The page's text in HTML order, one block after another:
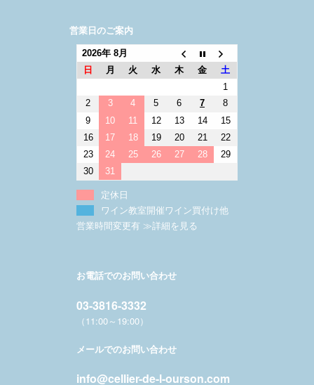
営業日のご案内
2026年 8月
日
月 火 水 木 金
土
1
2
3 4 5 6 7
8
9
10 11 12 13 14
15
16
17 18 19 20 21
22
23
24 25 26 27 28
29
30
31
定休日
ワイン教室開催ワイン買付け他
営業時間変更有 ≫詳細を見る
お電話でのお問い合わせ
03-3816-3332
（11:00～19:00）
メールでのお問い合わせ
info@cellier-de-l-ourson.com